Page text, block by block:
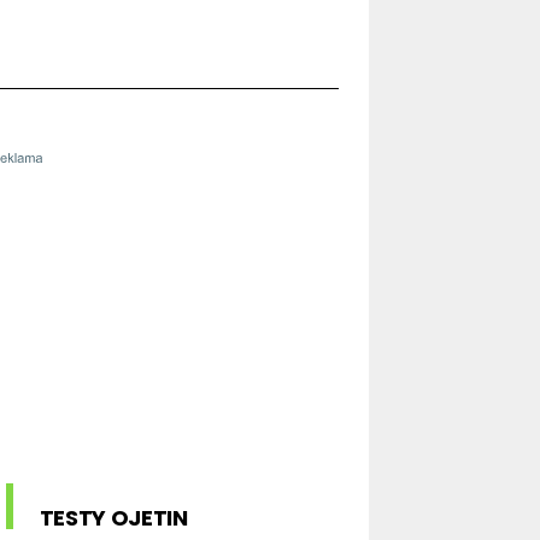
TESTY OJETIN